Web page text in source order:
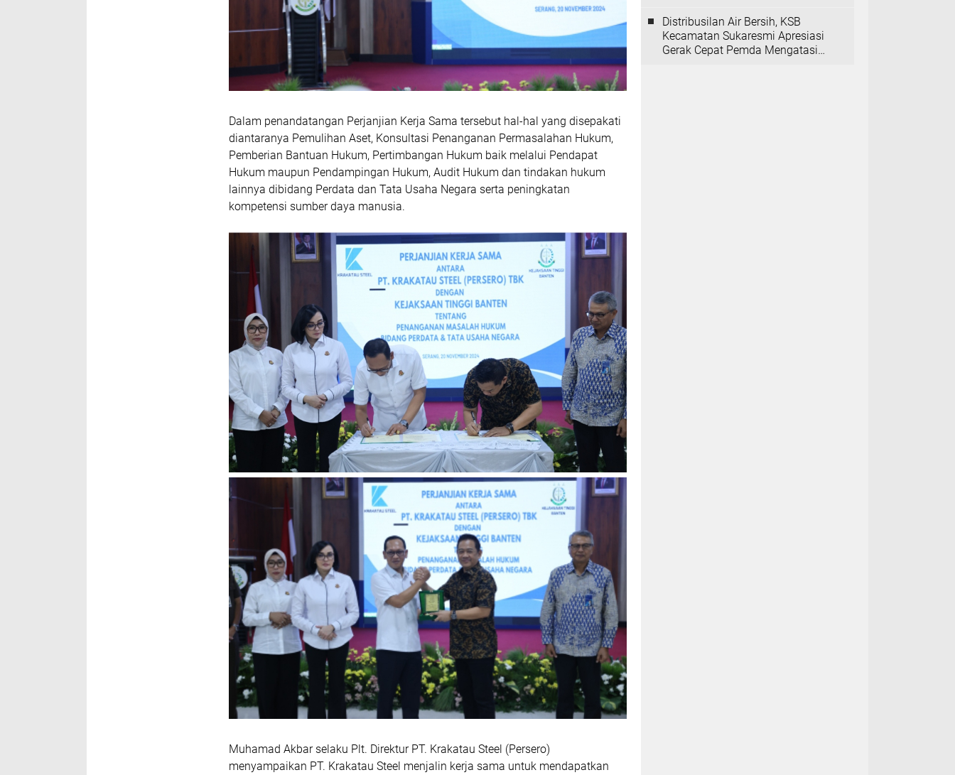
Dalam penandatangan Perjanjian Kerja Sama tersebut hal-hal yang disepakati
diantaranya Pemulihan Aset, Konsultasi Penanganan Permasalahan Hukum,
Pemberian Bantuan Hukum, Pertimbangan Hukum baik melalui Pendapat
Hukum maupun Pendampingan Hukum, Audit Hukum dan tindakan hukum
lainnya dibidang Perdata dan Tata Usaha Negara serta peningkatan
kompetensi sumber daya manusia.
Muhamad Akbar selaku Plt. Direktur PT. Krakatau Steel (Persero)
menyampaikan PT. Krakatau Steel menjalin kerja sama untuk mendapatkan
Distribusilan Air Bersih, KSB
Kecamatan Sukaresmi Apresiasi
Gerak Cepat Pemda Mengatasi